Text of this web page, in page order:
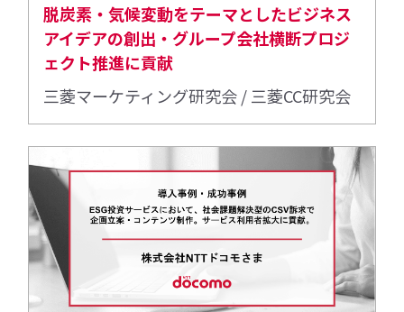
脱炭素・気候変動をテーマとしたビジネス
アイデアの創出・グループ会社横断プロジ
ェクト推進に貢献
三菱マーケティング研究会 / 三菱CC研究会